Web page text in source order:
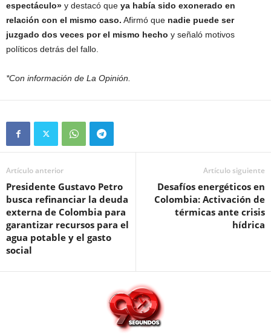
espectáculo» y destacó que ya había sido exonerado en
relación con el mismo caso. Afirmó que nadie puede ser
juzgado dos veces por el mismo hecho y señaló motivos
políticos detrás del fallo.
*Con información de La Opinión.
Artículo anterior
Presidente Gustavo Petro
busca refinanciar la deuda
externa de Colombia para
garantizar recursos para el
agua potable y el gasto
social
Artículo siguiente
Desafíos energéticos en
Colombia: Activación de
térmicas ante crisis
hídrica